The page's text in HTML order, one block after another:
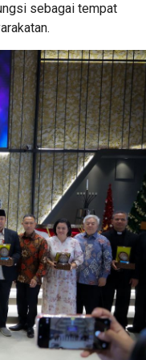
sebagai tempat